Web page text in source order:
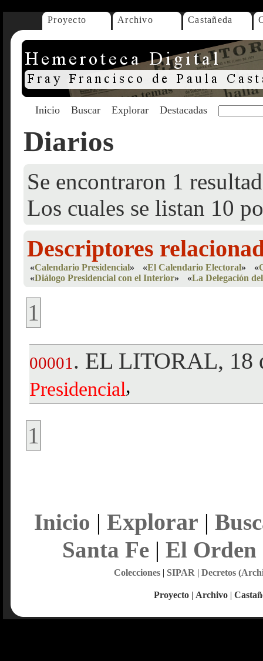
Proyecto Archivo Castañeda
Inicio Buscar Explorar Destacadas
Diarios
Se encontraron 1
Los cuales se listan 10
Descriptores
«Calendario Presidencial» «El Calendario Electoral» «
«Diálogo Presidencial con el Interior» «La Delegación
1
00001 . EL LITORAL, 18
Presidencial,
1
Inicio | Explorar |
Santa Fe| El Orden
Colecciones| SIPAR | Decretos
Proyecto | Archivo |